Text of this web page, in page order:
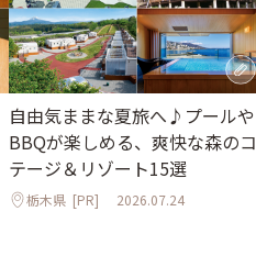
自由気ままな夏旅へ♪プールや
BBQが楽しめる、爽快な森のコ
テージ＆リゾート15選
栃木県[PR] 2026.07.24